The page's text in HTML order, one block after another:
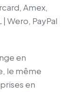
Amex,
Wero, PayPal
en
le même
en